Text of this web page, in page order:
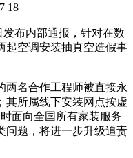
18
发布内部通报，针对在数
起空调安装抽真空造假事
两名合作工程师被直接永
其所属线下安装网点按虚
面向全国所有家装服务
问题，将进一步升级追责